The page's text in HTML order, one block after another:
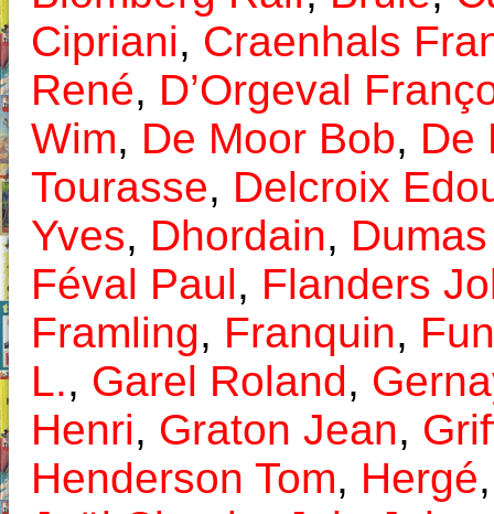
Cipriani, Craenhals
René, D’Orgeval
Wim, De Moor Bob, De
Tourasse, Delcroix
Yves, Dhordain,
Féval Paul, Flanders
Framling, Franquin,
L., Garel Roland,
Henri, Graton Jean,
Henderson Tom, Hergé